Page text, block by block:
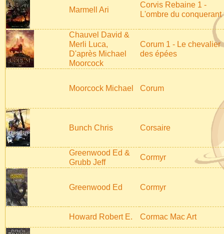
Marmell Ari
Corvis Rebaine 1 -
L'ombre du conquerant
Chauvel David &
Merli Luca,
D'après Michael
Moorcock
Corum 1 - Le chevalier
des épées
Moorcock Michael Corum
Bunch Chris Corsaire
Greenwood Ed &
Grubb Jeff
Cormyr
Greenwood Ed Cormyr
Howard Robert E. Cormac Mac Art